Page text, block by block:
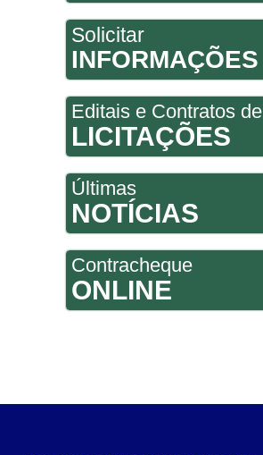
Solicitar
INFORMAÇÕES
Editais e Contratos de
LICITAÇÕES
Últimas
NOTÍCIAS
Contracheque
ONLINE